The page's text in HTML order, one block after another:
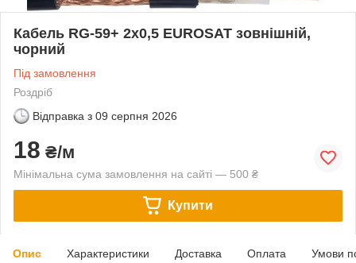
Кабель RG-59+ 2х0,5 EUROSAT зовнішній,
чорний
Під замовлення
Роздріб
Відправка з 09 серпня 2026
18 ₴/м
Мінімальна сума замовлення на сайті — 500 ₴
Купити
Опис Характеристики Доставка Оплата Умови